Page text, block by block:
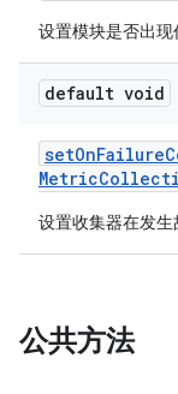
设置模块是否出现
default void
setOnFailure
Metric
设置收集器在发生
公共方法